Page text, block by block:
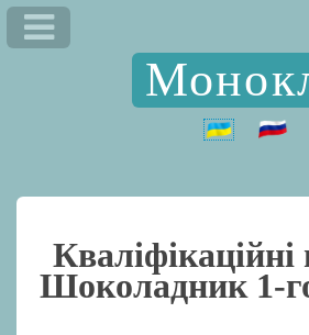
Шоколадник 1-